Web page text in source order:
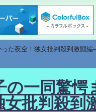
た夜空！独女批判殺到激闘
一同驚愕
批判殺到